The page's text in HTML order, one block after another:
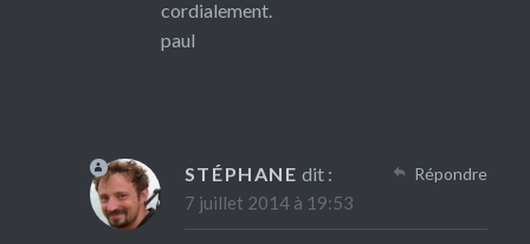
cordialement.
paul
STÉPHANE dit :
7 juillet 2014 à 19:53
Répondre